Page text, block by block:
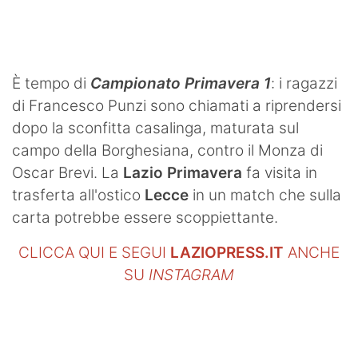
È tempo di Campionato Primavera 1: i ragazzi
di Francesco Punzi sono chiamati a riprendersi
dopo la sconfitta casalinga, maturata sul
campo della Borghesiana, contro il Monza di
Oscar Brevi. La Lazio Primavera fa visita in
trasferta all'ostico Lecce in un match che sulla
carta potrebbe essere scoppiettante.
CLICCA QUI E SEGUI LAZIOPRESS.IT ANCHE
SU INSTAGRAM